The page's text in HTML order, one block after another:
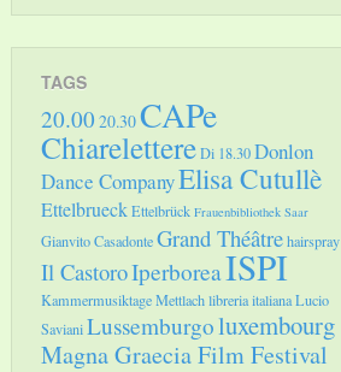
TAGS
20.00 20.30CAPe
ChiarelettereDi 18.30Donlon
Dance CompanyElisa Cutullè
EttelbrueckEttelbrück Frauenbibliothek Saar
Gianvito CasadonteGrand Théâtrehairspray
Il CastoroIperboreaISPI
Kammermusiktage Mettlachlibreria italianaLucio
SavianiLussemburgoluxembourg
Magna Graecia Film Festival